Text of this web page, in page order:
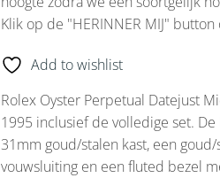
Klik op de "HERINNER MIJ"
Add to wishlist
Rolex Oyster Perpetual Datejust
1995 inclusief de volledige set.
31mm goud/stalen kast, een
vouwsluiting en een fluted bezel